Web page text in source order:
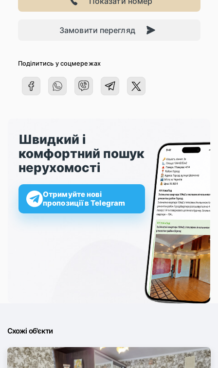
Замовити перегляд
Поділитись у соцмережах
Швидкий і
комфортний пошук
нерухомості
Отримуйте нові
пропозиції в Telegram
Схожі об'єкти